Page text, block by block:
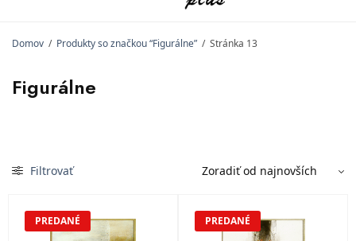
Domov / Produkty so značkou “Figurálne” / Stránka 13
Figurálne
Filtrovať
PREDANÉ PREDANÉ